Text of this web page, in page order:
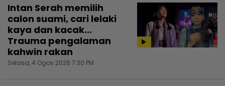
Intan Serah memilih
calon suami, cari lelaki
kaya dan kacak...
Trauma pengalaman
kahwin rakan
Selasa, 4 Ogos 2026 7:30 PM